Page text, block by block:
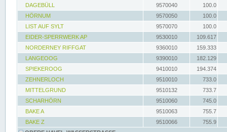
DAGEBÜLL 9570040
100.0
HÖRNUM
9570050
100.0
LIST AUF SYLT
9570070
100.0
EIDER-SPERRWERK AP
9530010
109.617
NORDERNEY RIFFGAT
9360010
159.333
LANGEOOG
9390010
182.129
SPIEKEROOG
9410010
194.374
ZEHNERLOCH
9510010
733.0
MITTELGRUND
9510132
733.7
SCHARHÖRN
9510060
745.0
BAKE A
9510063
755.7
BAKE Z
9510066
755.9